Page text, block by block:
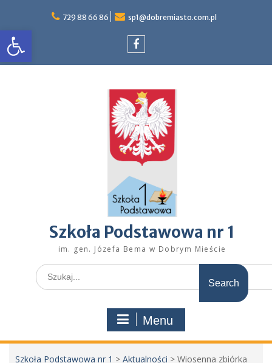
Otwórz pasek narzędzicontent
729 88 66 86 sp1@dobremiasto.com.pl
Szkoła Podstawowa nr 1
im. gen. Józefa Bema w Dobrym Mieście
Search
for:
Menu
Szkoła Podstawowa nr 1 > Aktualności > Wiosenna zbiórka